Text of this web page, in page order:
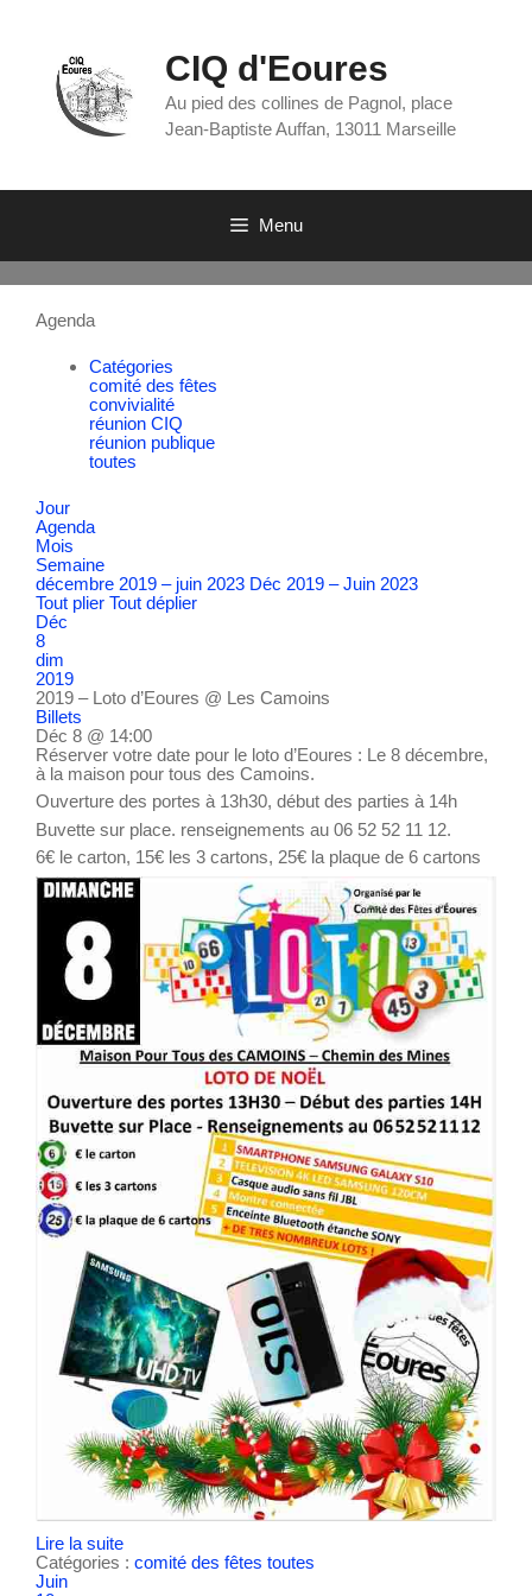
CIQ d'Eoures
Au pied des collines de Pagnol, place
Jean-Baptiste Auffan, 13011 Marseille
Menu
Agenda
Catégories
comité des fêtes
convivialité
réunion CIQ
réunion publique
toutes
Jour
Agenda
Mois
Semaine
décembre 2019 – juin 2023 Déc 2019 – Juin 2023
Tout plier Tout déplier
Déc
8
dim
2019
2019 – Loto d’Eoures @ Les Camoins
Billets
Déc 8 @ 14:00
Réserver votre date pour le loto d’Eoures : Le 8 décembre,
à la maison pour tous des Camoins.
Ouverture des portes à 13h30, début des parties à 14h
Buvette sur place. renseignements au 06 52 52 11 12.
6€ le carton, 15€ les 3 cartons, 25€ la plaque de 6 cartons
Lire la suite
Catégories : comité des fêtes toutes
Juin